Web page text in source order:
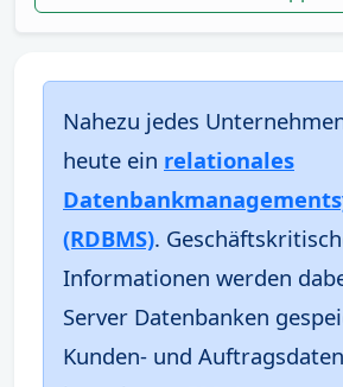
Nahezu jedes
heute ein relationales
(RDBMS).
Informationen werden
Server Datenbanken
Kunden- und